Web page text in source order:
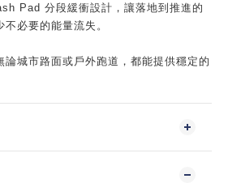
Pad 分段緩衝設計，讓落地到推進的
必要的能量流失。
論城市路面或戶外跑道，都能提供穩定的